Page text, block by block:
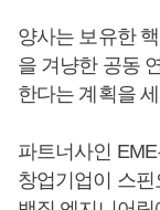
양사는 보유한
을 겨냥한 공동
한다는 계획을
파트너사인
창업기업이 스